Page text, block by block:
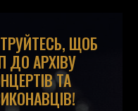
ЩОБ
ДО АРХІВУ
ТА